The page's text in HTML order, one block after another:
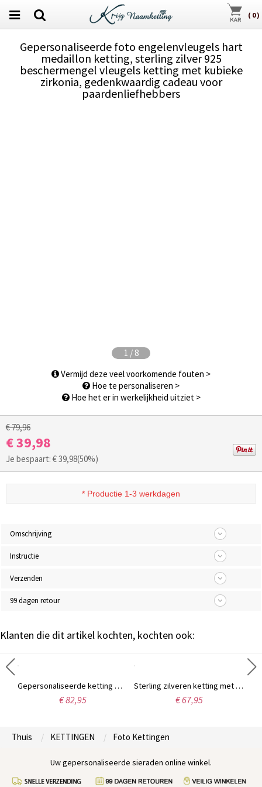
( 0)
Gepersonaliseerde foto engelenvleugels hart
medaillon ketting, sterling zilver 925
beschermengel vleugels ketting met kubieke
zirkonia, gedenkwaardig cadeau voor
paardenliefhebbers
1 / 8
Vermijd deze veel voorkomende fouten >
Hoe te personaliseren >
Hoe het er in werkelijkheid uitziet >
€ 79,96
€ 39,98
Je bespaart: €39,98(50%)
* Productie 1-3 werkdagen
Omschrijving
Instructie
Verzenden
99 dagen retour
Klanten die dit artikel kochten, kochten ook:
Gepersonaliseerde ketting met fotogravure, herdenkingssieraad
€ 82,95
Sterling zilveren ketting met gegraveerde foto van moeder en zoon
€ 67,95
Thuis KETTINGEN Foto Kettingen
Uw gepersonaliseerde sieraden online winkel.